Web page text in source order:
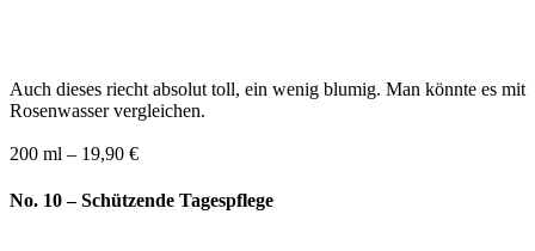
Auch dieses riecht absolut toll, ein wenig blumig. Man könnte es mit
Rosenwasser vergleichen.
200 ml – 19,90 €
No. 10 – Schützende Tagespflege